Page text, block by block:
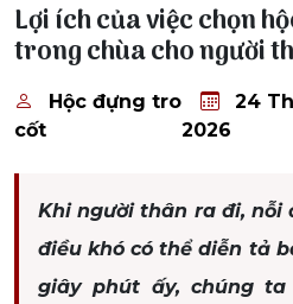
Lợi ích của việc chọn
trong chùa cho người
Hộc đựng tro
cốt
24
2026
Khi người thân ra đi,
điều khó có thể diễn tả
giây phút ấy, chúng